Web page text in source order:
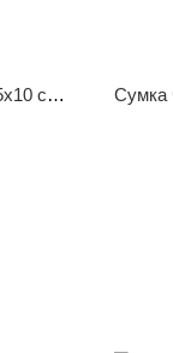
Сумка чоловіча M&J Синій 19х25х10 см (2428)